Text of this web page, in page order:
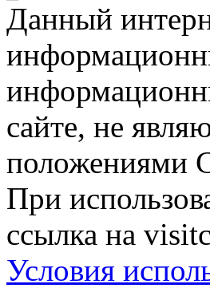
Данный
сайте, не
положениями
При
ссылка на
Условия